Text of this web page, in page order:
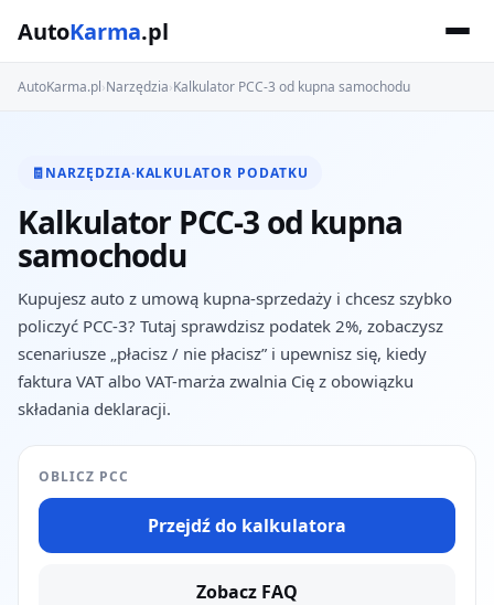
AutoKarma.pl
AutoKarma.pl›Narzędzia›Kalkulator PCC-3 od kupna samochodu
🧾NARZĘDZIA·KALKULATOR PODATKU
Kalkulator PCC-3 od kupna
samochodu
Kupujesz auto z umową kupna-sprzedaży i chcesz szybko
policzyć PCC-3? Tutaj sprawdzisz podatek 2%, zobaczysz
scenariusze „płacisz / nie płacisz” i upewnisz się, kiedy
faktura VAT albo VAT-marża zwalnia Cię z obowiązku
składania deklaracji.
OBLICZ PCC
Przejdź do kalkulatora
Zobacz FAQ